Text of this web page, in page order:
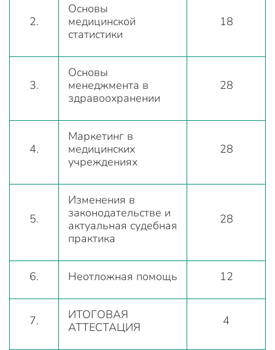
2.
Основы
медицинской
статистики
18
3.
Основы
менеджмента в
здравоохранении
28
4.
Маркетинг в
медицинских
учреждениях
28
5.
Изменения в
законодательстве и
актуальная судебная
практика
28
6. Неотложная помощь 12
7.
ИТОГОВАЯ
АТТЕСТАЦИЯ
4